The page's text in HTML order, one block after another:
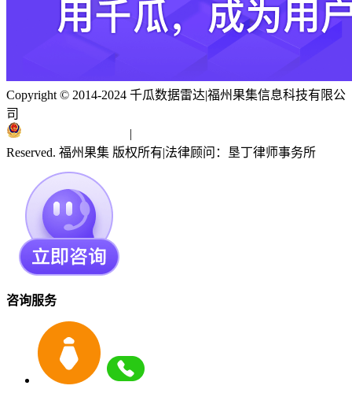
Copyright © 2014-2024 千瓜数据雷达|福州果集信息科技有限公
司
|
Reserved. 福州果集 版权所有|法律顾问：垦丁律师事务所
咨询服务